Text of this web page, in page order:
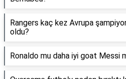
Rangers kaç kez Avrupa
oldu?
Ronaldo mu daha iyi goat Messi